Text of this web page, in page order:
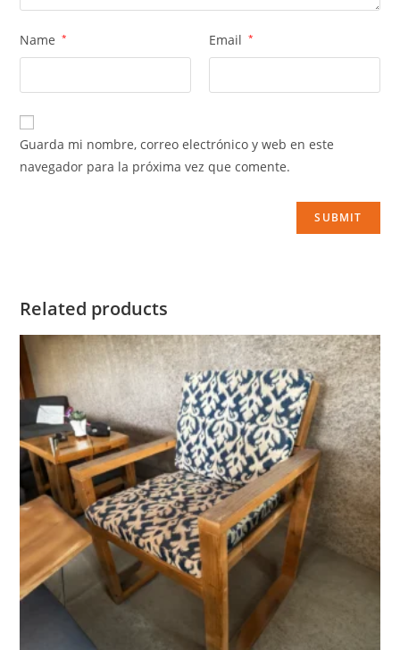
Name * Email *
Guarda mi nombre, correo electrónico y web en este
navegador para la próxima vez que comente.
Related products